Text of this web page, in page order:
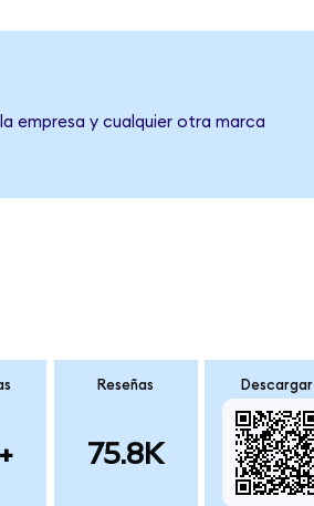
empresa y cualquier otra marca
Reseñas
75.8K
Descargar